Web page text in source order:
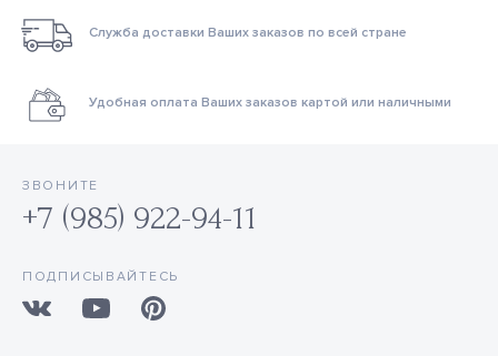
Служба доставки Ваших заказов по всей стране
Удобная оплата Ваших заказов картой или наличными
ЗВОНИТЕ
+7 (985) 922-94-11
ПОДПИСЫВАЙТЕСЬ